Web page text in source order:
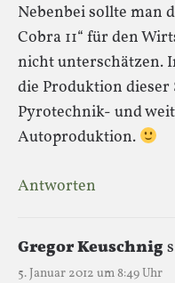
Nebenbei sollte man
Cobra 11“ für den
nicht unterschätzen.
die Produktion dieser
Pyrotechnik- und
Autoproduktion.
Antworten
Gregor Keuschnig
5. Januar 2012 um 8:49 Uhr